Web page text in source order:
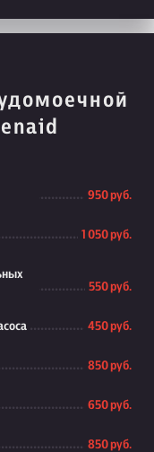
950 руб.
1 050 руб.
550 руб.
450 руб.
850 руб.
650 руб.
850 руб.